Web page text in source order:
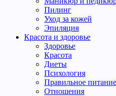
Пилинг
Уход за кожей
Эпиляция
Красота и здоровье
Здоровье
Красота
Диеты
Психология
Правильное питание
Отношения